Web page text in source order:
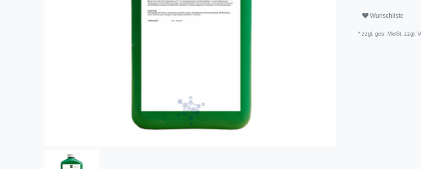
Wunschliste
* zzgl. ges. MwSt. zzgl.